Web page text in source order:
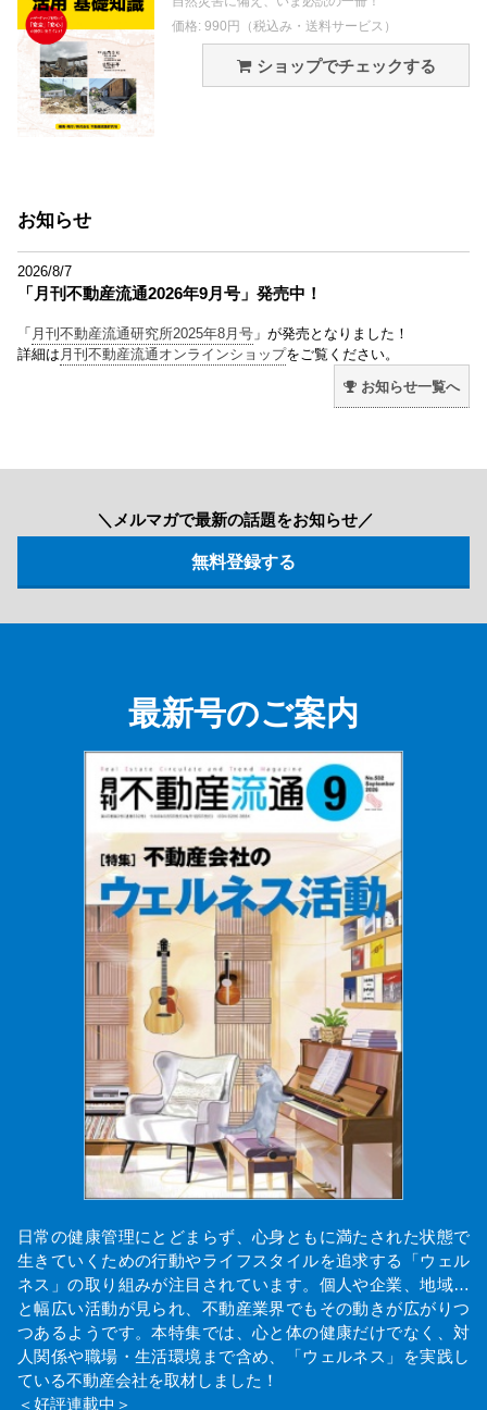
価格: 990円（税込み・送料サービス）
ショップでチェックする
お知らせ
2026/8/7
「月刊不動産流通2026年9月号」発売中！
「 月刊不動産流通研究所2025年8月号 」が発売となりました！
詳細は 月刊不動産流通オンラインショップをご覧ください。
お知らせ一覧へ
＼メルマガで最新の話題をお知らせ／
最新号のご案内
日常の健康管理にとどまらず、心身ともに満たされた状態で
生きていくための行動やライフスタイルを追求する「ウェル
ネス」の取り組みが注目されています。個人や企業、地域…
と幅広い活動が見られ、不動産業界でもその動きが広がりつ
つあるようです。本特集では、心と体の健康だけでなく、対
人関係や職場・生活環境まで含め、「ウェルネス」を実践し
ている不動産会社を取材しました！
＜好評連載中＞